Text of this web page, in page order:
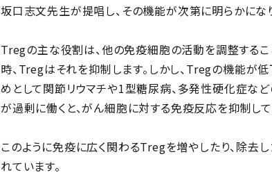
坂口志文先生が提唱し、その機能が次第に明らかにな
Tregの主な役割は、他の免疫細胞の活動を調整する
時、Tregはそれを抑制します。しかし、Tregの機能が
めとして関節リウマチや1型糖尿病、多発性硬化症な
が過剰に働くと、がん細胞に対する免疫反応を抑制し
このように免疫に広く関わるTregを増やしたり、除去
れています。